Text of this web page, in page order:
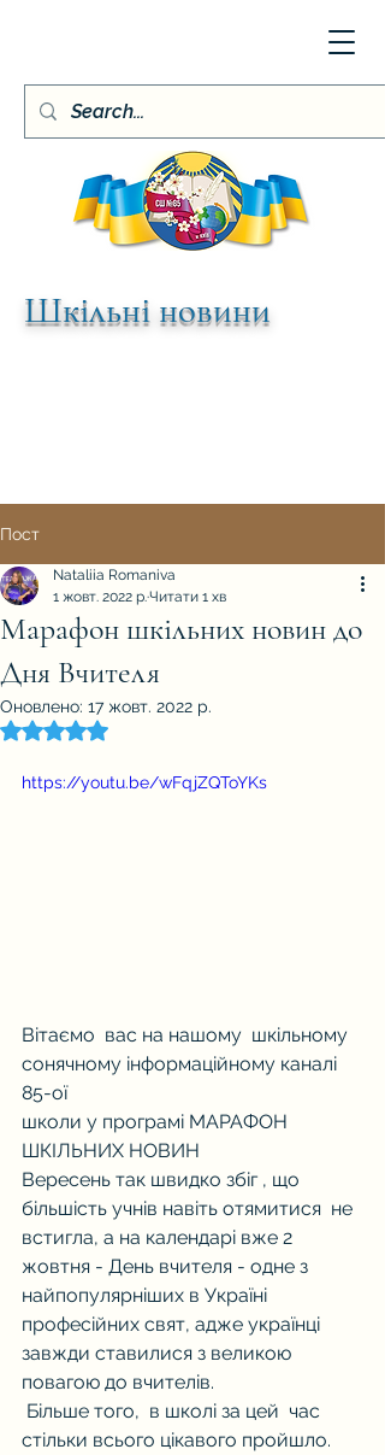
Шкільні новини
Пост
Марафон шкільних новин до
Дня Вчителя
Nataliia Romaniva
1 жовт. 2022 р.Читати 1 хв
Оновлено: 17 жовт. 2022 р.
Оцінка: NaN з 5 зірок.
https://youtu.be/wFqjZQToYKs
Вітаємо  вас на нашому  шкільному
сонячному інформаційному каналі
85-ої
школи у програмі МАРАФОН
ШКІЛЬНИХ НОВИН
Вересень так швидко збіг , що
більшість учнів навіть отямитися  не
встигла, а на календарі вже 2
жовтня - День вчителя - одне з
найпопулярніших в Україні
професійних свят, адже українці
завжди ставилися з великою
повагою до вчителів.
стільки всього цікавого пройшло.